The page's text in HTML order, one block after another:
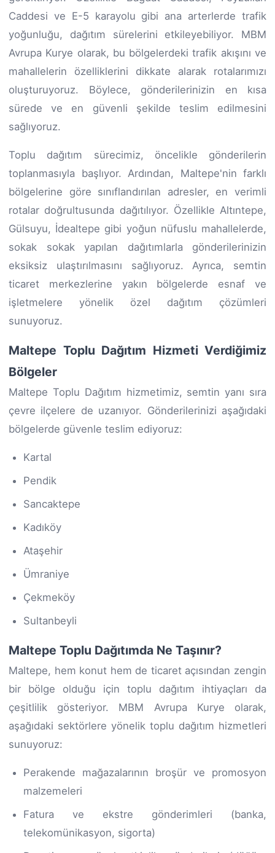
Caddesi ve E-5 karayolu gibi ana arterlerde trafik
yoğunluğu, dağıtım sürelerini etkileyebiliyor. MBM
Avrupa Kurye olarak, bu bölgelerdeki trafik akışını ve
mahallelerin özelliklerini dikkate alarak rotalarımızı
oluşturuyoruz. Böylece, gönderilerinizin en kısa
sürede ve en güvenli şekilde teslim edilmesini
sağlıyoruz.
Toplu dağıtım sürecimiz, öncelikle gönderilerin
toplanmasıyla başlıyor. Ardından, Maltepe'nin farklı
bölgelerine göre sınıflandırılan adresler, en verimli
rotalar doğrultusunda dağıtılıyor. Özellikle Altıntepe,
Gülsuyu, İdealtepe gibi yoğun nüfuslu mahallelerde,
sokak sokak yapılan dağıtımlarla gönderilerinizin
eksiksiz ulaştırılmasını sağlıyoruz. Ayrıca, semtin
ticaret merkezlerine yakın bölgelerde esnaf ve
işletmelere yönelik özel dağıtım çözümleri
sunuyoruz.
Maltepe Toplu Dağıtım Hizmeti Verdiğimiz
Bölgeler
Maltepe Toplu Dağıtım hizmetimiz, semtin yanı sıra
çevre ilçelere de uzanıyor. Gönderilerinizi aşağıdaki
bölgelerde güvenle teslim ediyoruz:
Kartal
Pendik
Sancaktepe
Kadıköy
Ataşehir
Ümraniye
Çekmeköy
Sultanbeyli
Maltepe Toplu Dağıtımda Ne Taşınır?
Maltepe, hem konut hem de ticaret açısından zengin
bir bölge olduğu için toplu dağıtım ihtiyaçları da
çeşitlilik gösteriyor. MBM Avrupa Kurye olarak,
aşağıdaki sektörlere yönelik toplu dağıtım hizmetleri
sunuyoruz:
Perakende mağazalarının broşür ve promosyon
malzemeleri
Fatura ve ekstre gönderimleri (banka,
telekomünikasyon, sigorta)